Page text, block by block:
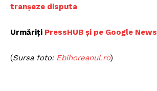
tranșeze disputa
Urmăriți PressHUB și pe Google News
(Sursa foto: Ebihoreanul.ro)